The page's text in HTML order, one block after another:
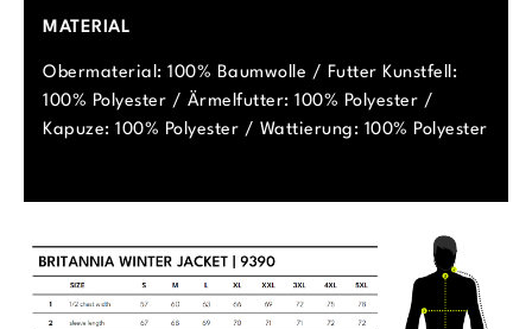
MATERIAL
Obermaterial: 100% Baumwolle / Futter Kunstfell:
100% Polyester / Ärmelfutter: 100% Polyester /
Kapuze: 100% Polyester / Wattierung: 100% Polyester